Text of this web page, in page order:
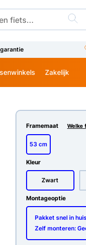
Zakelijk
Framemaat Welke
53 cm
Kleur
Zwart
Montageoptie
Pakket snel in
Zelf monteren: